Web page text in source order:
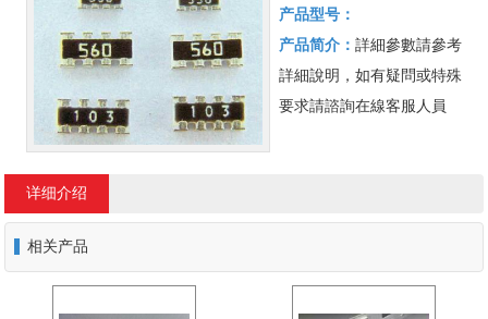
产品型号：
产品简介：詳細參數請參考
詳細說明，如有疑問或特殊
要求請諮詢在線客服人員
详细介绍
相关产品